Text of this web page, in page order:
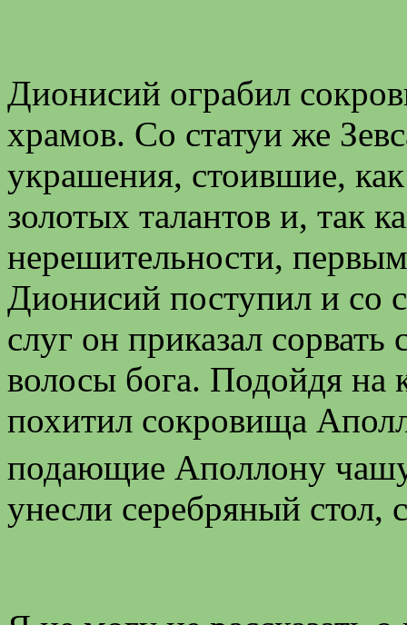
Дионисий ограбил
храмов. Со статуи же
украшения, стоившие, как
золотых талантов и, так
нерешительности,
Дионисий поступил и со
слуг он приказал сорвать
волосы бога. Подойдя на
похитил сокровища
подающие Аполлону чашу
унесли серебряный стол,